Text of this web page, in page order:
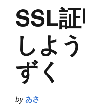
SSL
しよ
ずく
by あさ